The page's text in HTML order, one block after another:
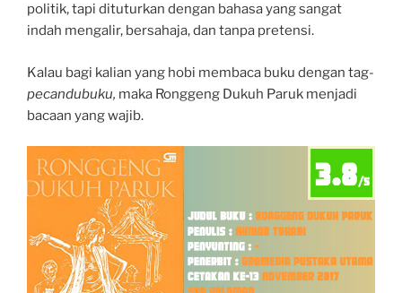
politik, tapi dituturkan dengan bahasa yang sangat
indah mengalir, bersahaja, dan tanpa pretensi.
Kalau bagi kalian yang hobi membaca buku dengan tag-
pecandubuku, maka Ronggeng Dukuh Paruk menjadi
bacaan yang wajib.